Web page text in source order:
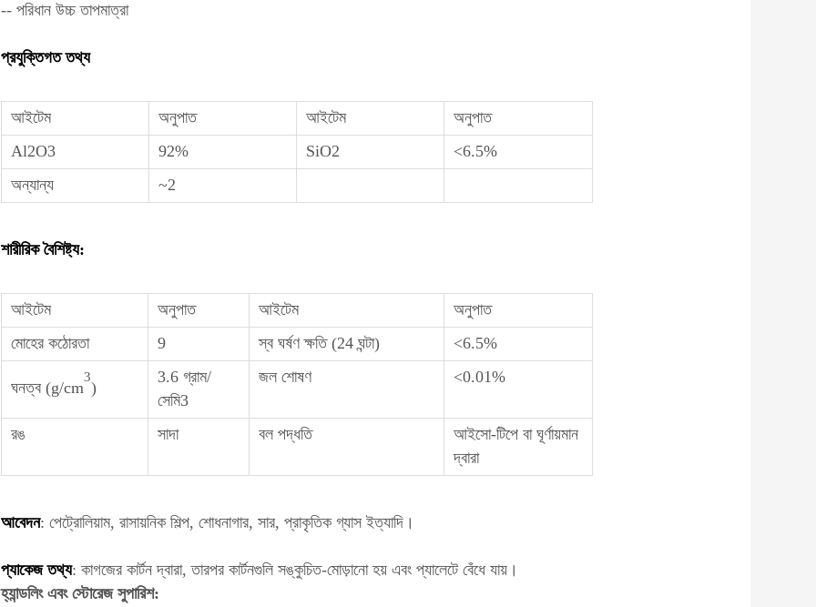
-- পরিধান উচ্চ তাপমাত্রা
প্রযুক্তিগত তথ্য
আইটেম অনুপাত আইটেম
অনুপাত
Al2O3
92% SiO2
<6.5%
অন্যান্য
~2
শারীরিক বৈশিষ্ট্য:
আইটেম অনুপাত আইটেম
অনুপাত
মোহের কঠোরতা
9 স্ব ঘর্ষণ ক্ষতি (24 ঘন্টা) <6.5%
ঘনত্ব (g/cm
3
)
3.6 গ্রাম/
সেমি3
জল শোষণ <0.01%
রঙ সাদা বল পদ্ধতি
আইসো-টিপে বা ঘূর্ণায়মান
দ্বারা
আবেদন: পেট্রোলিয়াম, রাসায়নিক শিল্প, শোধনাগার, সার, প্রাকৃতিক গ্যাস ইত্যাদি।
প্যাকেজ তথ্য: কাগজের কার্টন দ্বারা, তারপর কার্টনগুলি সঙ্কুচিত-মোড়ানো হয় এবং প্যালেটে বেঁধে যায়।
হ্যান্ডলিং এবং স্টোরেজ সুপারিশ: